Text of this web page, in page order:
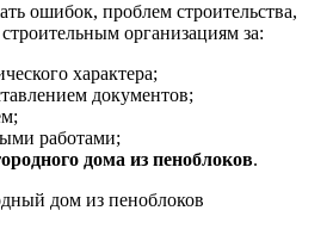
ошибок, проблем строительства,
организациям за:
характера;
документов;
работами;
дома из пеноблоков.